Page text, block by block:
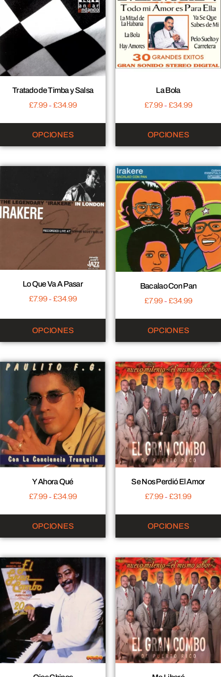
Tratado de Timba y Salsa
£7.99- £34.99
OPCIONES
La Bola
£7.99- £34.99
OPCIONES
Lo Que Va A Pasar
£7.99- £34.99
OPCIONES
Bacalao Con Pan
£7.99- £34.99
OPCIONES
Y Ahora Qué
£7.99- £34.99
OPCIONES
Se Nos Perdió El Amor
£7.99- £31.99
OPCIONES